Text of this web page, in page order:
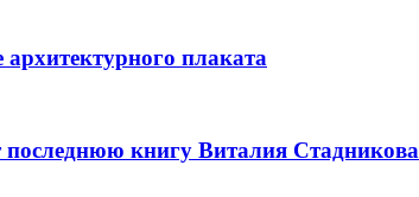
плаката
последнюю книгу Виталия Стадникова